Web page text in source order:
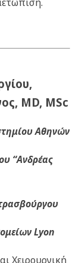
MD, MSc
Αθηνών
“Ανδρέας
Lyon
Χειρουργική